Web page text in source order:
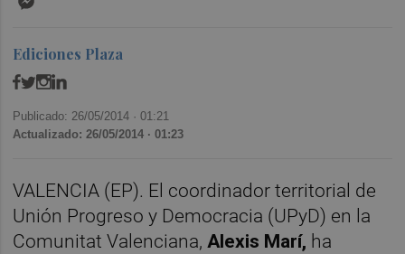
Ediciones Plaza
Publicado: 26/05/2014 ·01:21
Actualizado: 26/05/2014 · 01:23
VALENCIA (EP). El coordinador territorial de
Unión Progreso y Democracia (UPyD) en la
Comunitat Valenciana, Alexis Marí, ha